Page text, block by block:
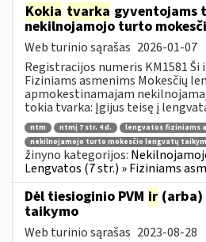
Kokia tvarka gyventojams
nekilnojamojo turto
Web turinio sąrašas 2026-01-07
Registracijos numeris KM1581
Fiziniams asmenims Mokesčių
apmokestinamajam
tokia tvarka: Įgijus teisę į
ntm ntmį 7 str. 4 d.
lengvatos fiziniams
nekilnojamojo turto mokesčio lengvatų
žinyno kategorijos:
Lengvatos (7 str.) » Fiziniams
Dėl tiesioginio PVM ir (arba)
taikymo
Web turinio sąrašas 2023-08-28